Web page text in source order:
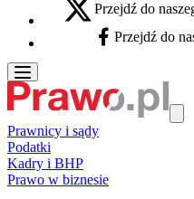
X - otwiera się w nowej karcie
Przejdź do
Facebook - otwiera
Przejdź do
Prawnicy i sądy
Podatki
Kadry i BHP
Prawo w biznesie